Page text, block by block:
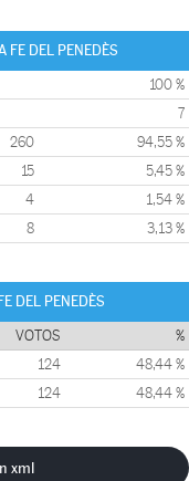
FE DEL PENEDÈS
100 %
7
260 94,55 %
15 5,45 %
4 1,54 %
8 3,13 %
DEL PENEDÈS
VOTOS %
124 48,44 %
124 48,44 %
xml